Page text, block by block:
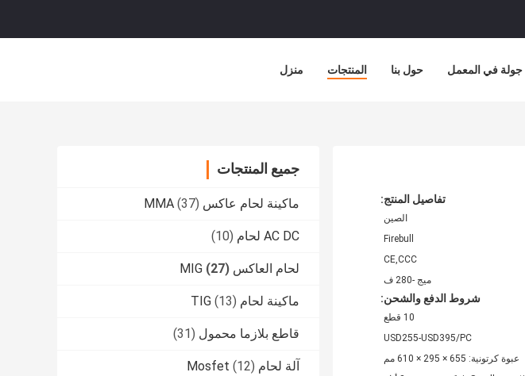
منزل المنتجات حول بنا جولة في المعمل
جميع المنتجات
ماكينة لحام عاكس MMA (37)
AC DC لحام (10)
لحام العاكس MIG (27)
ماكينة لحام TIG (13)
قاطع بلازما محمول (31)
آلة لحام Mosfet (12)
تفاصيل المنتج:
الصين
Firebull
CE,CCC
ميج -280 ف
شروط الدفع والشحن:
10 قطع
USD255-USD395/PC
عبوة كرتونية: 655 × 295 × 610 مم